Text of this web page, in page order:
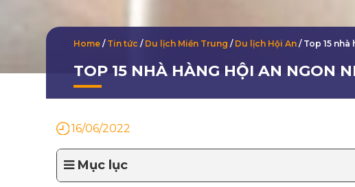
Home / Tin tức / Du lịch Miền Trung / Du lịch Hội An / Top 15
TOP 15 NHÀ HÀNG HỘI AN NGON
16/06/2022
Mục lục